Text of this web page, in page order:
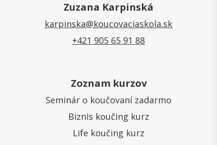
Zuzana Karpinská
karpinska@koucovaciaskola.sk
+421 905 65 91 88
Zoznam kurzov
Seminár o koučovaní zadarmo
Biznis koučing kurz
Life koučing kurz